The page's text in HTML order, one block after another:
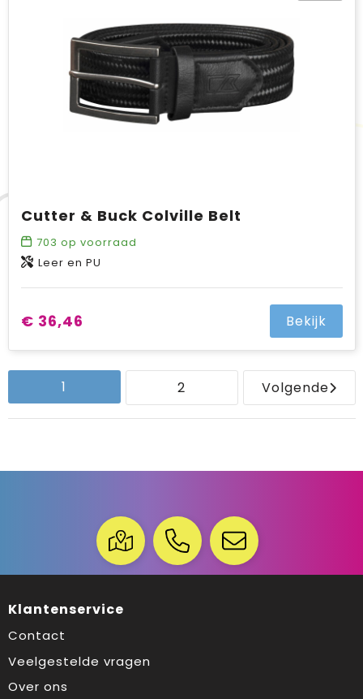
Cutter & Buck Colville Belt
703 op voorraad
Leer en PU
€ 36,46 Bekijk
1 2 Volgende
Klantenservice
Contact
Veelgestelde vragen
Over ons